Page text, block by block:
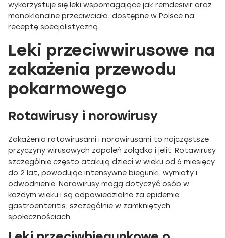
wykorzystuje się leki wspomagające jak remdesivir oraz
monoklonalne przeciwciała, dostępne w Polsce na
receptę specjalistyczną.
Leki przeciwwirusowe na
zakażenia przewodu
pokarmowego
Rotawirusy i norowirusy
Zakażenia rotawirusami i norowirusami to najczęstsze
przyczyny wirusowych zapaleń żołądka i jelit. Rotawirusy
szczególnie często atakują dzieci w wieku od 6 miesięcy
do 2 lat, powodując intensywne biegunki, wymioty i
odwodnienie. Norowirusy mogą dotyczyć osób w
każdym wieku i są odpowiedzialne za epidemie
gastroenteritis, szczególnie w zamkniętych
społecznościach.